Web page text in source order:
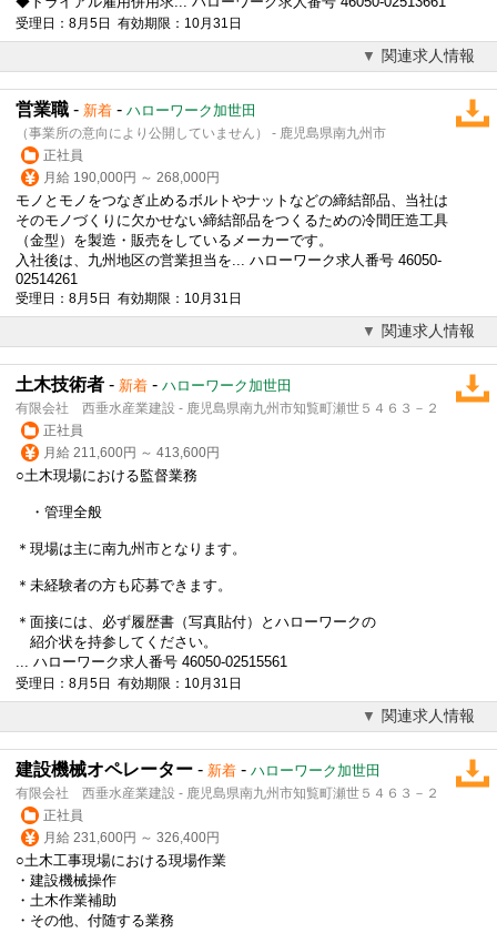
受理日：8月5日 有効期限：10月31日
関連求人情報
営業職 - 新着 - ハローワーク加世田
（事業所の意向により公開していません） - 鹿児島県南九州市
正社員
月給 190,000円 ～ 268,000円
モノとモノをつなぎ止めるボルトやナットなどの締結部品、当社は
そのモノづくりに欠かせない締結部品をつくるための冷間圧造工具
（金型）を製造・販売をしているメーカーです。
入社後は、九州地区の営業担当を... ハローワーク求人番号 46050-
02514261
受理日：8月5日 有効期限：10月31日
関連求人情報
土木技術者 - 新着 - ハローワーク加世田
有限会社 西垂水産業建設 - 鹿児島県南九州市知覧町瀬世５４６３－２
正社員
月給 211,600円 ～ 413,600円
○土木現場における監督業務
・管理全般
＊現場は主に南九州市となります。
＊未経験者の方も応募できます。
＊面接には、必ず履歴書（写真貼付）とハローワークの
紹介状を持参してください。
... ハローワーク求人番号 46050-02515561
受理日：8月5日 有効期限：10月31日
関連求人情報
建設機械オペレーター - 新着 - ハローワーク加世田
有限会社 西垂水産業建設 - 鹿児島県南九州市知覧町瀬世５４６３－２
正社員
月給 231,600円 ～ 326,400円
○土木工事現場における現場作業
・建設機械操作
・土木作業補助
・その他、付随する業務